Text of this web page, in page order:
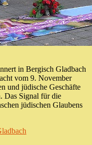
in Bergisch Gladbach
vom 9. November
und jüdische Geschäfte
Das Signal für die
jüdischen Glaubens